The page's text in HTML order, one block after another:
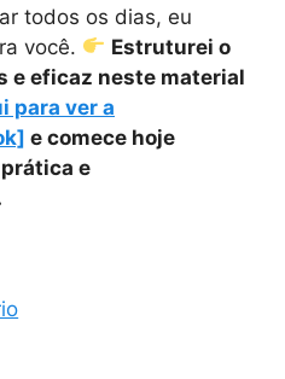
todos os dias, eu
você.
Estruturei o
e eficaz neste material
para ver a
e comece hoje
e